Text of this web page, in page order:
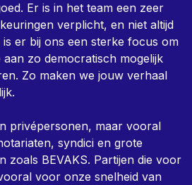
Er is in het team een zeer
verplicht, en niet altijd
er bij ons een sterke focus om
zo democratisch mogelijk
Zo maken we jouw verhaal
privépersonen, maar vooral
syndici en grote
zoals BEVAKS. Partijen die voor
voor onze snelheid van